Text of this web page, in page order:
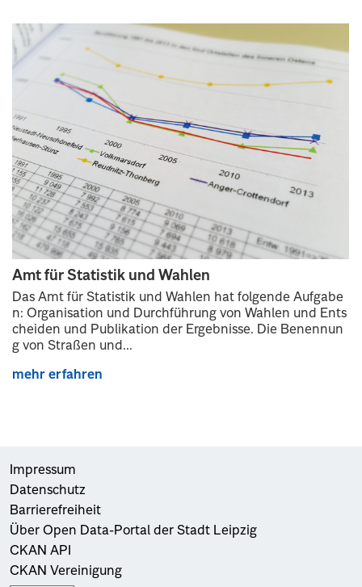
Amt für Statistik und Wahlen
Das Amt für Statistik und Wahlen hat folgende Aufgabe
n: Organisation und Durchführung von Wahlen und Ents
cheiden und Publikation der Ergebnisse. Die Benennun
g von Straßen und...
mehr erfahren
Impressum
Datenschutz
Barrierefreiheit
Über Open Data-Portal der Stadt Leipzig
CKAN API
CKAN Vereinigung